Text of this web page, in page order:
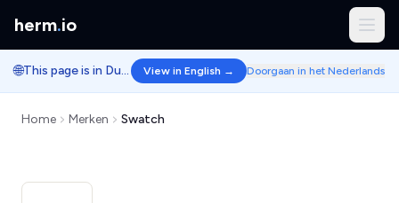
herm.io
🌐 This page is in Dutch. View in English → Doorgaan in het Nederlands
Home Merken Swatch